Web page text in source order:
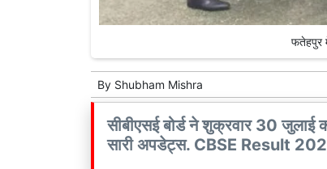
फतेहपुर
By Shubham Mishra
सीबीएसई बोर्ड ने शुक्रवार 30 जुलाई
सारी अपडेट्स. CBSE Result